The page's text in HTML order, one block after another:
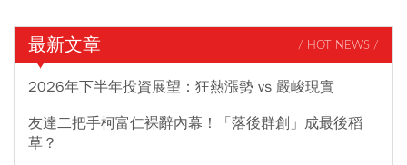
最新文章 / HOT NEWS /
2026年下半年投資展望：狂熱漲勢 vs 嚴峻現實
友達二把手柯富仁裸辭內幕！「落後群創」成最後稻
草？